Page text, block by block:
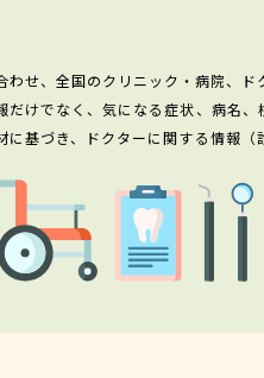
せ、全国のクリニック・病院、
けでなく、気になる症状、病名
基づき、ドクターに関する情報（